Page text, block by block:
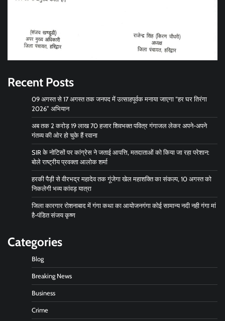
Recent Posts
09 अगस्त से 17 अगस्त तक जनपद में उत्साहपूर्वक मनाया जाएगा “हर घर तिरंगा
2026” अभियान
अब तक 2 करोड़ 19 लाख 70 हजार शिवभक्त पवित्र गंगाजल लेकर अपने-अपने
गंतव्य की ओर हो चुके हैं रवाना
SIR के नोटिसों पर कांग्रेस ने जताई आपत्ति, मतदाताओं को किया जा रहा परेशान:
बोले राष्ट्रीय प्रवक्ता आलोक शर्मा
हरकी पैड़ी से वीरभद्र महादेव तक गूंजेगा खेल महाशक्ति का संकल्प, 10 अगस्त को
निकलेगी भव्य कांवड़ यात्रा
जिला कारगार रोशनाबाद में गंगा कथा का आयोजनगंगा कोई सामान्य नदी नही गंगा मां
है-पंडित संजय कृष्ण
Categories
Blog
Breaking News
Business
Crime